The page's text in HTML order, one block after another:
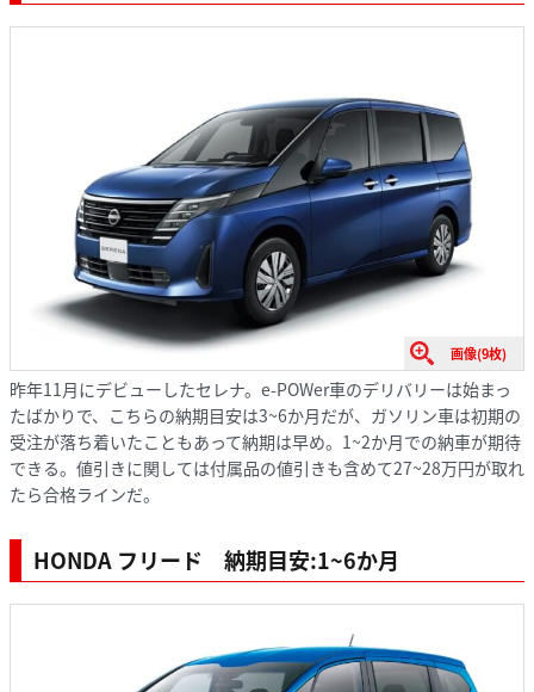
画像(9枚)
昨年11月にデビューしたセレナ。e-POWer車のデリバリーは始まっ
たばかりで、こちらの納期目安は3~6か月だが、ガソリン車は初期の
受注が落ち着いたこともあって納期は早め。1~2か月での納車が期待
できる。値引きに関しては付属品の値引きも含めて27~28万円が取れ
たら合格ラインだ。
HONDA フリード 納期目安:1~6か月